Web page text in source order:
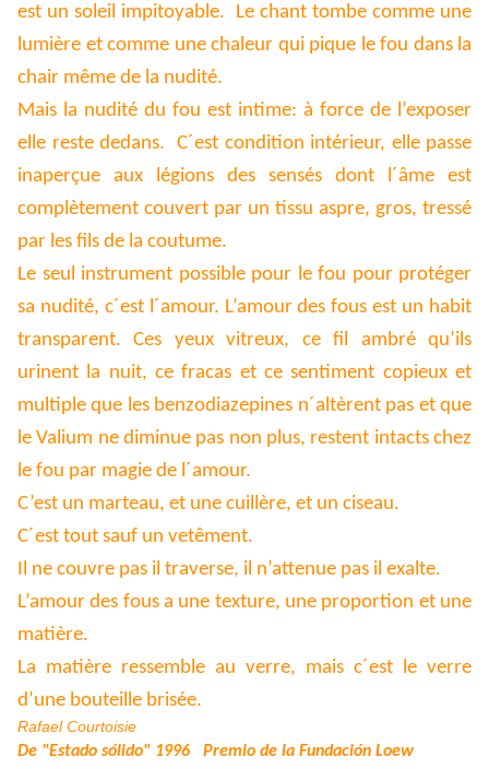
est un soleil impitoyable. Le chant tombe comme une
lumière et comme une chaleur qui pique le fou dans la
chair même de la nudité.
Mais la nudité du fou est intime: à force de l’exposer
elle reste dedans. C´est condition intérieur, elle passe
inaperçue aux légions des sensés dont l´âme est
complètement couvert par un tissu aspre, gros, tressé
par les fils de la coutume.
Le seul instrument possible pour le fou pour protéger
sa nudité, c´est l´amour. L’amour des fous est un habit
transparent. Ces yeux vitreux, ce fil ambré qu’ils
urinent la nuit, ce fracas et ce sentiment copieux et
multiple que les benzodiazepines n´altèrent pas et que
le Valium ne diminue pas non plus, restent intacts chez
le fou par magie de l´amour.
C’est un marteau, et une cuillère, et un ciseau.
C´est tout sauf un vetêment.
Il ne couvre pas il traverse, il n’attenue pas il exalte.
L’amour des fous a une texture, une proportion et une
matière.
La matière ressemble au verre, mais c´est le verre
d’une bouteille brisée.
Rafael Courtoisie
De "Estado sólido" 1996 Premio de la Fundación Loew